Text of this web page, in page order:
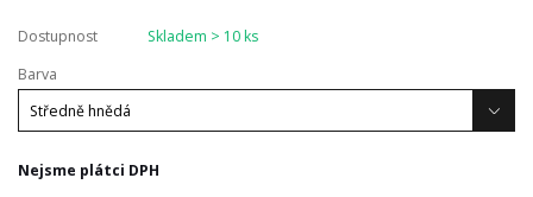
Dostupnost
Skladem > 10 ks
Barva
Nejsme plátci DPH